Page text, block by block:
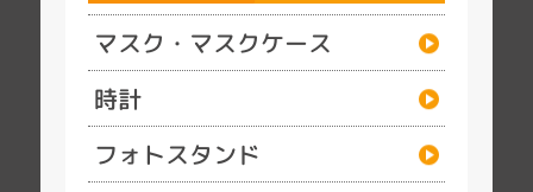
マスク・マスクケース
時計
フォトスタンド